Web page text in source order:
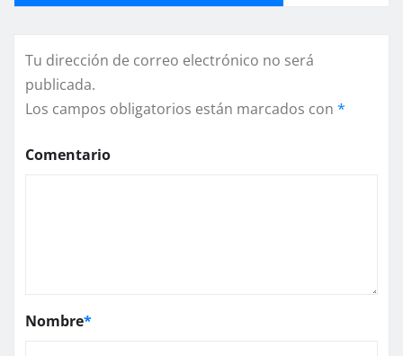
Tu dirección de correo electrónico no será
publicada.
Los campos obligatorios están marcados con *
Comentario
Nombre*